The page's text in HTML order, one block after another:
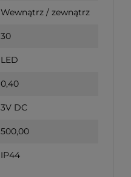
Wewnątrz / zewnątrz
30
LED
0,40
3V DC
500,00
IP44